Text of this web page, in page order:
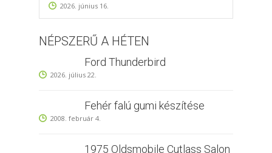
2026. június 16.
NÉPSZERŰ A HÉTEN
Ford Thunderbird
2026. július 22.
Fehér falú gumi készítése
2008. február 4.
1975 Oldsmobile Cutlass Salon